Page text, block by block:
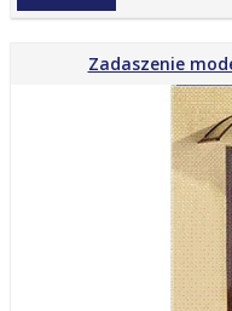
Zadaszenie